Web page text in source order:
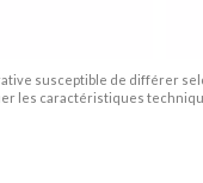
susceptible de différer
les caractéristiques